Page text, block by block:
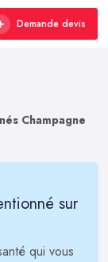
Demande devis
Champagne
sur
qui vous